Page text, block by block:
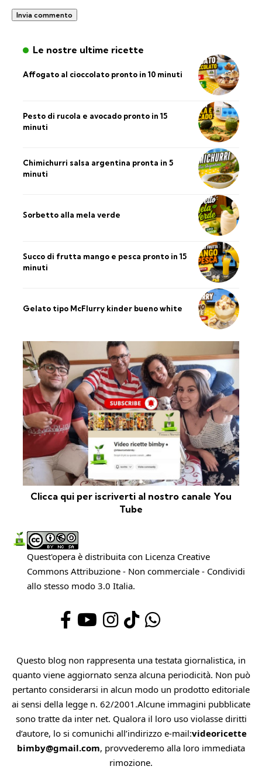
Le nostre ultime ricette
Affogato al cioccolato pronto in 10 minuti
Pesto di rucola e avocado pronto in 15
minuti
Chimichurri salsa argentina pronta in 5
minuti
Sorbetto alla mela verde
Succo di frutta mango e pesca pronto in 15
minuti
Gelato tipo McFlurry kinder bueno white
Clicca qui per iscriverti al nostro canale You
Tube
Quest'opera è distribuita con Licenza Creative
Commons Attribuzione - Non commerciale - Condividi
allo stesso modo 3.0 Italia.
Questo blog non rappresenta una testata giornalistica, in
quanto viene aggiornato senza alcuna periodicità. Non può
pertanto considerarsi in alcun modo un prodotto editoriale
ai sensi della legge n. 62/2001.Alcune immagini pubblicate
sono tratte da inter net. Qualora il loro uso violasse diritti
d’autore, lo si comunichi all’indirizzo e-mail:videoricette
bimby@gmail.com, provvederemo alla loro immediata
rimozione.